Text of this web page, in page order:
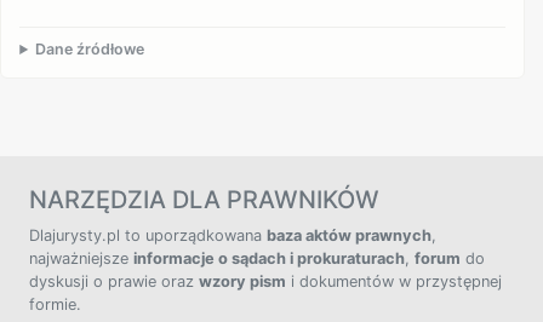
Dane źródłowe
NARZĘDZIA DLA PRAWNIKÓW
Dlajurysty.pl to uporządkowana baza aktów prawnych,
najważniejsze informacje o sądach i prokuraturach, forum do
dyskusji o prawie oraz wzory pism i dokumentów w przystępnej
formie.